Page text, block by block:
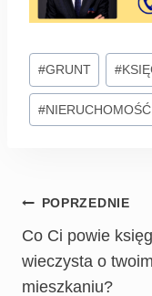
#GRUNT #
#NIERUCHOMOŚĆ
POPRZEDNIE
Co Ci powie
wieczysta o twoim
mieszkaniu?